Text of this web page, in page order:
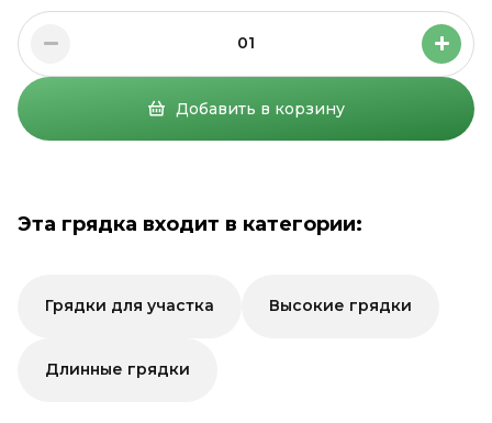
01
Добавить в корзину
Эта грядка входит в категории:
Грядки для участка Высокие грядки
Длинные грядки